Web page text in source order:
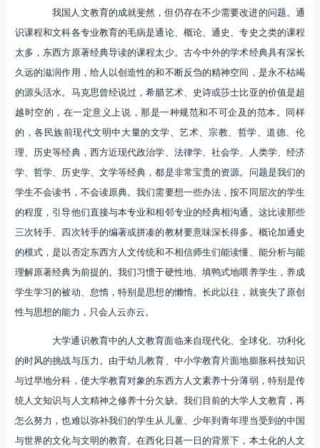
我国人文教育的成就斐然，但仍存在不少需要改进的问题。通
识课程和文科各专业教育的毛病是通论、概论、通史、专史之类的课程
太多，东西方原著经典导读的课程太少。古今中外的学术经典具有深长
久远的滋润作用，给人以创造性的和不断反刍的精神空间，是永不枯竭
的源头活水。马克思曾经说过，希腊艺术、史诗或莎士比亚的价值是超
越时空的，在一定意义上说，那是一种规范和不可企及的范本。同样
的，各民族前现代文明中大量的文学、艺术、宗教、哲学、道德、伦
理、历史等经典，西方近现代政治学、法律学、社会学、人类学、经济
学、哲学、历史学、文学等经典，都是非常宝贵的资源。问题是我们的
学生不会读书，不会读原典。我们需要想一些办法，按不同层次的学生
的程度，引导他们直接与本专业和相邻专业的经典相沟通。这比读那些
三次转手、四次转手的编著或拼凑的教材要意味深长得多。概论加通史
的模式，是以否定东西方人文传统和不相信师生们能读懂、能分析与能
理解原著经典为前提的。我们习惯于硬性地、填鸭式地喂养学生，养成
学生学习的被动、怠惰，特别是思想的懒惰。长此以往，就丧失了原创
性与思想的能力，只会人云亦云。
大学通识教育中的人文教育面临来自现代化、全球化、功利化
的时风的挑战与压力。由于幼儿教育、中小学教育片面地膨胀科技知识
与过早地分科，使大学教育对象的东西方人文素养十分薄弱，特别是传
统人文知识与人文精神之修养十分欠缺。我们目前的大学人文教育，再
怎么努力，也难以弥补我们的学生从儿童、少年到青年理当受到的中国
与世界的文化与文明的教育。在西化日甚一日的背景下，本土化的人文